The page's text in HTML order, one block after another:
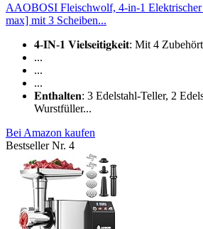
AAOBOSI Fleischwolf, 4-in-1
max] mit 3 Scheiben...
𝟒-𝐈𝐍-𝟏 𝐕𝐢𝐞𝐥𝐬𝐞𝐢𝐭𝐢𝐠𝐤𝐞𝐢𝐭: Mit 4
...
...
...
𝐄𝐧𝐭𝐡𝐚𝐥𝐭𝐞𝐧: 3 Edelstahl-Teller, 2
Wurstfüller...
Bei Amazon kaufen
Bestseller Nr. 4